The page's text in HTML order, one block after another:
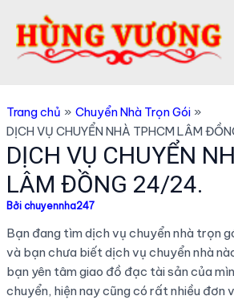
Trang chủ
Chuyển Nhà Trọn Gói
DỊCH VỤ CHUYỂN NHÀ TPHCM LÂM
DỊCH VỤ CHUYỂN
LÂM ĐỒNG 24/24.
Bởi chuyennha247
Bạn đang tìm dịch vụ chuyển nhà trọn
và bạn chưa biết dịch vụ chuyển nhà
bạn yên tâm giao đồ đạc tài sản của
chuyển, hiện nay cũng có rất nhiều đơn